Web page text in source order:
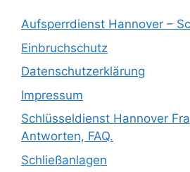
Aufsperrdienst Hannover –
Einbruchschutz
Datenschutzerklärung
Impressum
Schlüsseldienst Hannover
Antworten, FAQ.
Schließanlagen